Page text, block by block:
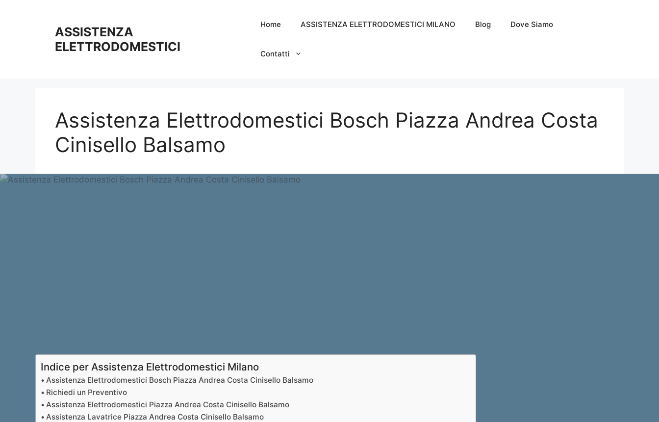
ASSISTENZA
ELETTRODOMESTICI
Home ASSISTENZA ELETTRODOMESTICI MILANO Blog Dove Siamo
Contatti
Assistenza Elettrodomestici Bosch Piazza Andrea Costa
Cinisello Balsamo
Indice per Assistenza Elettrodomestici Milano
Assistenza Elettrodomestici Bosch Piazza Andrea Costa Cinisello Balsamo
Richiedi un Preventivo
Assistenza Elettrodomestici Piazza Andrea Costa Cinisello Balsamo
Assistenza Lavatrice Piazza Andrea Costa Cinisello Balsamo